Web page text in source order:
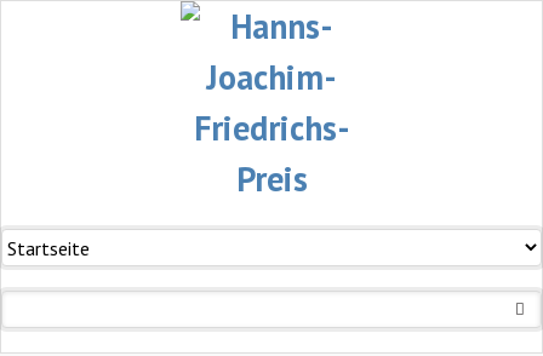
überspringen